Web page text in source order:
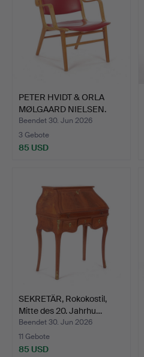
PETER HVIDT & ORLA
MØLGAARD NIELSEN.
Armle…
Beendet 30. Jun 2026
3 Gebote
85 USD
SEKRETÄR, Rokokostil,
Mitte des 20. Jahrhu…
Beendet 30. Jun 2026
11 Gebote
85 USD